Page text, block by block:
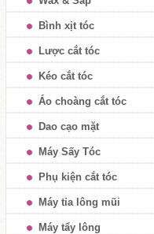
Bình xịt tóc
Lược cắt tóc
Kéo cắt tóc
Áo choàng cắt tóc
Dao cạo mặt
Máy Sấy Tóc
Phụ kiện cắt tóc
Máy tỉa lông mũi
Máy tẩy lông